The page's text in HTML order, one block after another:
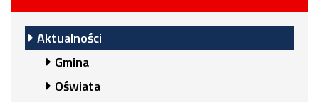
Aktualności
Gmina
Oświata